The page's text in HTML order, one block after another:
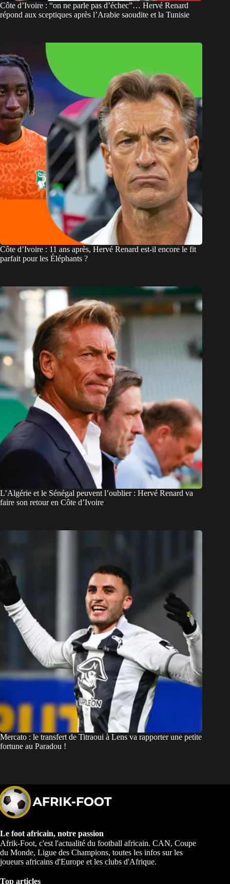
Côte d’Ivoire : “on ne parle pas d’échec”… Hervé Renard
répond aux sceptiques après l’Arabie saoudite et la Tunisie
Côte d’Ivoire : 11 ans après, Hervé Renard est-il encore le fit
parfait pour les Éléphants ?
L’Algérie et le Sénégal peuvent l’oublier : Hervé Renard va
faire son retour en Côte d’Ivoire
Mercato : le transfert de Titraoui à Lens va rapporter une petite
fortune au Paradou !
Le foot africain, notre passion
Afrik-Foot, c'est l'actualité du football africain. CAN, Coupe
du Monde, Ligue des Champions, toutes les infos sur les
joueurs africains d'Europe et les clubs d'Afrique.
Top articles